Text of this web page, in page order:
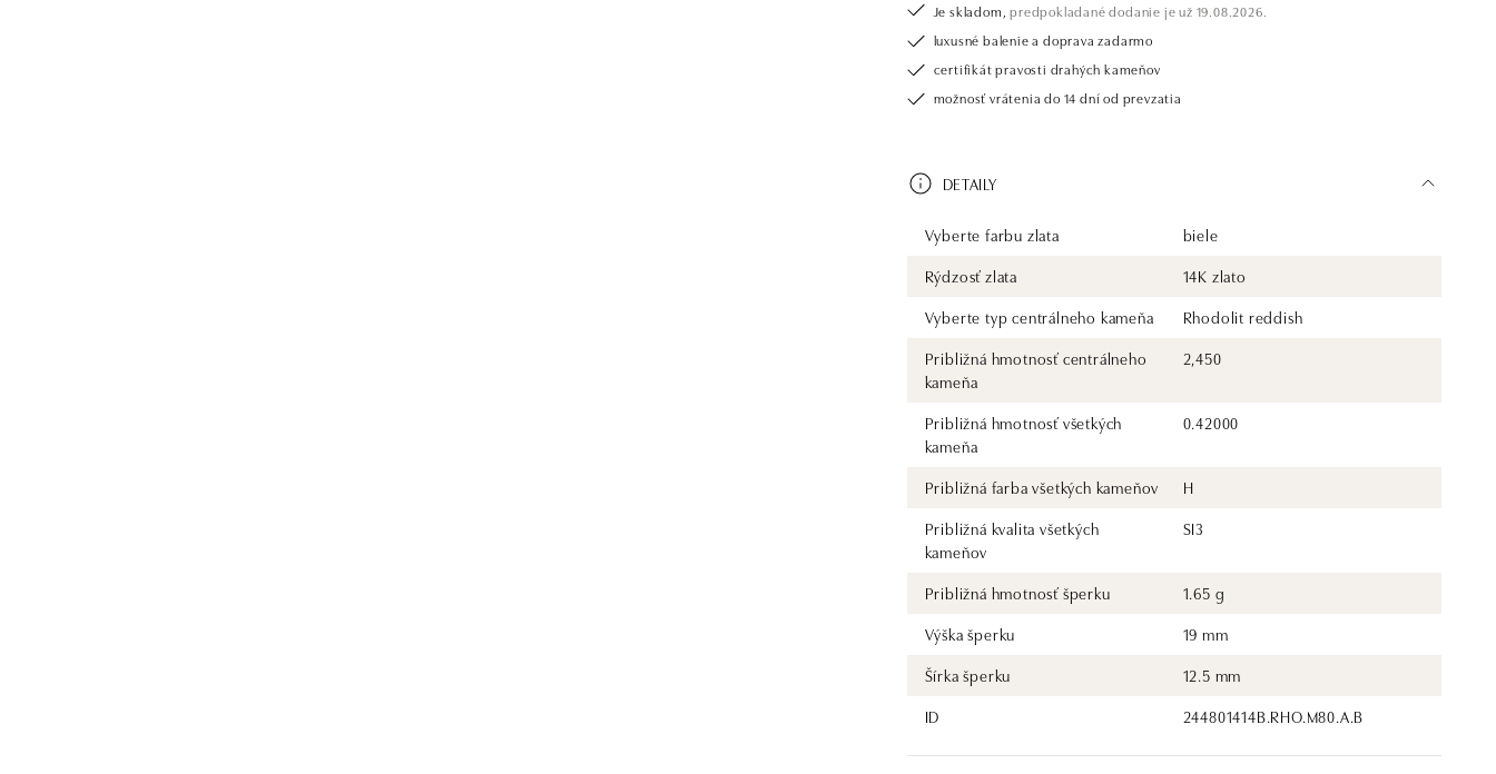
Je skladom, predpokladané dodanie je už 19.08.2026.
luxusné balenie a doprava zadarmo
certifikát pravosti drahých kameňov
možnosť vrátenia do 14 dní od prevzatia
DETAILY
Vyberte farbu zlata
biele
Rýdzosť zlata
14K zlato
Vyberte typ centrálneho kameňa
Rhodolit reddish
Približná hmotnosť centrálneho
kameňa
2,450
Približná hmotnosť všetkých
kameňa
0.42000
Približná farba všetkých kameňov
H
Približná kvalita všetkých
kameňov
SI3
Približná hmotnosť šperku
1.65 g
Výška šperku
19 mm
Šírka šperku
12.5 mm
ID
244801414B.RHO.M80.A.B